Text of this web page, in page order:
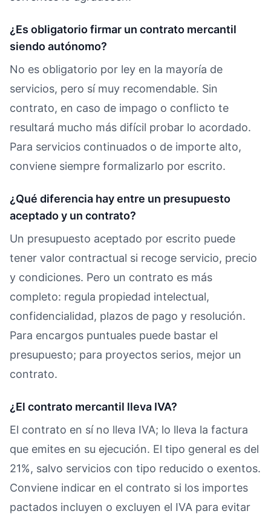
¿Es obligatorio firmar un contrato mercantil
siendo autónomo?
No es obligatorio por ley en la mayoría de
servicios, pero sí muy recomendable. Sin
contrato, en caso de impago o conflicto te
resultará mucho más difícil probar lo acordado.
Para servicios continuados o de importe alto,
conviene siempre formalizarlo por escrito.
¿Qué diferencia hay entre un presupuesto
aceptado y un contrato?
Un presupuesto aceptado por escrito puede
tener valor contractual si recoge servicio, precio
y condiciones. Pero un contrato es más
completo: regula propiedad intelectual,
confidencialidad, plazos de pago y resolución.
Para encargos puntuales puede bastar el
presupuesto; para proyectos serios, mejor un
contrato.
¿El contrato mercantil lleva IVA?
El contrato en sí no lleva IVA; lo lleva la factura
que emites en su ejecución. El tipo general es del
21%, salvo servicios con tipo reducido o exentos.
Conviene indicar en el contrato si los importes
pactados incluyen o excluyen el IVA para evitar